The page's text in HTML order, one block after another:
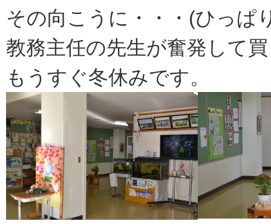
その向こうに・・・(ひっぱ
教務主任の先生が奮発して
もうすぐ冬休みです。